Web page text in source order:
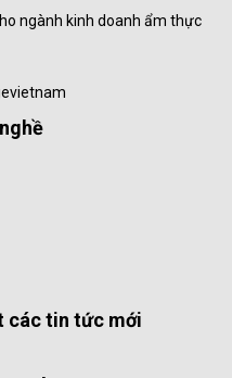
ngành kinh doanh ẩm thực
các tin tức mới